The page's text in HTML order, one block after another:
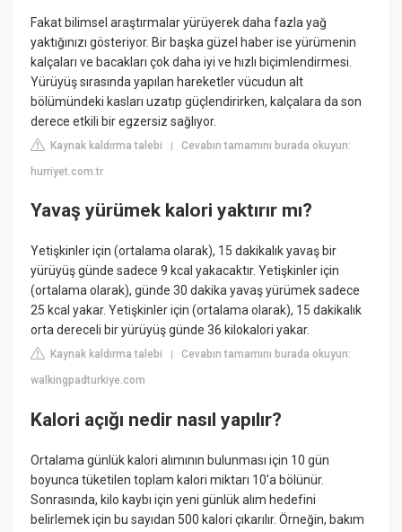
Fakat bilimsel araştırmalar yürüyerek daha fazla yağ
yaktığınızı gösteriyor. Bir başka güzel haber ise yürümenin
kalçaları ve bacakları çok daha iyi ve hızlı biçimlendirmesi.
Yürüyüş sırasında yapılan hareketler vücudun alt
bölümündeki kasları uzatıp güçlendirirken, kalçalara da son
derece etkili bir egzersiz sağlıyor.
Kaynak kaldırma talebi |Cevabın tamamını burada okuyun:
hurriyet.com.tr
Yavaş yürümek kalori yaktırır mı?
Yetişkinler için (ortalama olarak), 15 dakikalık yavaş bir
yürüyüş günde sadece 9 kcal yakacaktır. Yetişkinler için
(ortalama olarak), günde 30 dakika yavaş yürümek sadece
25 kcal yakar. Yetişkinler için (ortalama olarak), 15 dakikalık
orta dereceli bir yürüyüş günde 36 kilokalori yakar.
Kaynak kaldırma talebi |Cevabın tamamını burada okuyun:
walkingpadturkiye.com
Kalori açığı nedir nasıl yapılır?
Ortalama günlük kalori alımının bulunması için 10 gün
boyunca tüketilen toplam kalori miktarı 10'a bölünür.
Sonrasında, kilo kaybı için yeni günlük alım hedefini
belirlemek için bu sayıdan 500 kalori çıkarılır. Örneğin, bakım